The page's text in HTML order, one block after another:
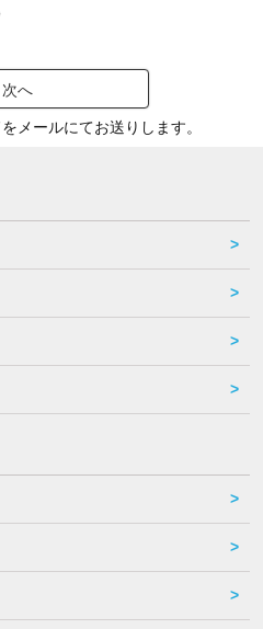
次へ
メールにてお送りします。